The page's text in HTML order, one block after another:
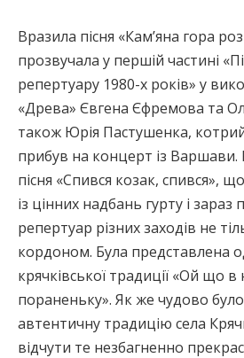
Вразила пісня «Кам’яна гора
прозвучала у першій частині
репертуару 1980-х років» у
«Древа» Євгена Єфремова та
також Юрія Пастушенка,
прибув на концерт із Варшави.
пісня «Спився козак, спився»,
із цінних надбань гурту і
репертуар різних заходів не
кордоном. Була представлена
крячківської традиції «Ой що
пораненьку». Як же чудово
автентичну традицію села
відчути те незбагненно